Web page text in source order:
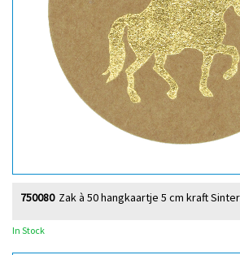
Zak à 50 hangkaartje 5 cm kraft
750080
In Stock